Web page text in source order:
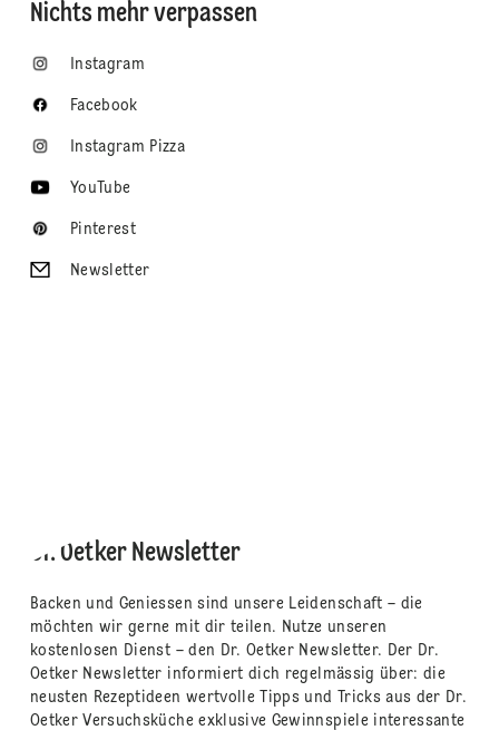
Nichts mehr verpassen
Instagram
Facebook
Instagram Pizza
YouTube
Pinterest
Newsletter
Dr. Oetker Newsletter
Backen und Geniessen sind unsere Leidenschaft – die
möchten wir gerne mit dir teilen. Nutze unseren
kostenlosen Dienst – den Dr. Oetker Newsletter. Der Dr.
Oetker Newsletter informiert dich regelmässig über: die
neusten Rezeptideen wertvolle Tipps und Tricks aus der Dr.
Oetker Versuchsküche exklusive Gewinnspiele interessante